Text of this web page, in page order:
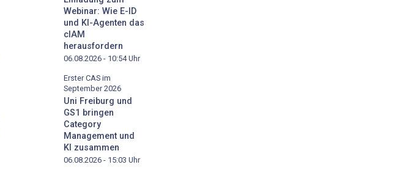
Webinar: Wie E-ID
und KI-Agenten das
cIAM
herausfordern
06.08.2026 - 10:54Uhr
Erster CAS im
September 2026
Uni Freiburg und
GS1 bringen
Category
Management und
KI zusammen
06.08.2026 - 15:03 Uhr